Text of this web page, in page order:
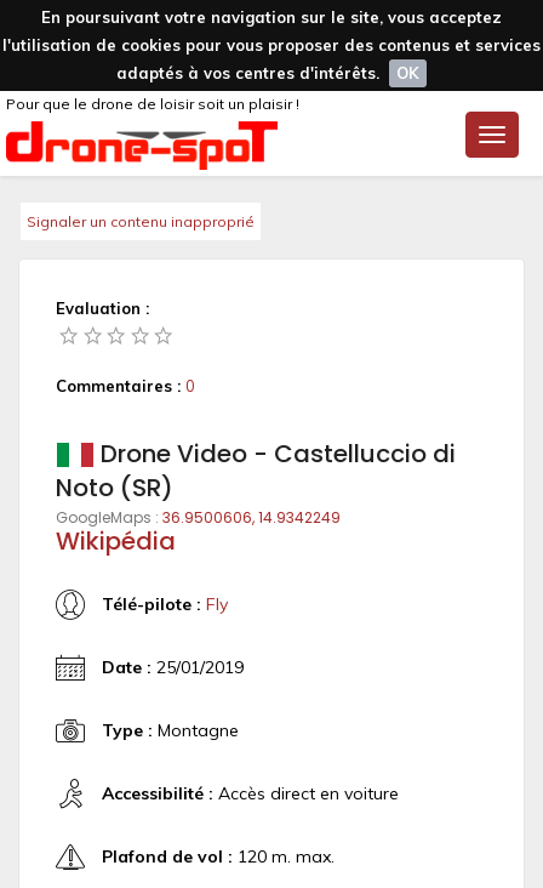
En poursuivant votre navigation sur le site, vous acceptez
l'utilisation de cookies pour vous proposer des contenus et services
adaptés à vos centres d'intérêts.
OK
Toggle
Pour que le drone de loisir soit un plaisir !
Signaler un contenu inapproprié
Evaluation :
Commentaires : 0
Drone Video - Castelluccio di
Noto (SR)
GoogleMaps : 36.9500606, 14.9342249
Wikipédia
Télé-pilote : Fly
Date : 25/01/2019
Type : Montagne
Accessibilité : Accès direct en voiture
Plafond de vol : 120 m. max.